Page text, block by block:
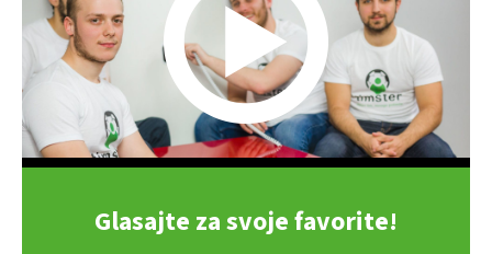
Glasajte za svoje favorite!